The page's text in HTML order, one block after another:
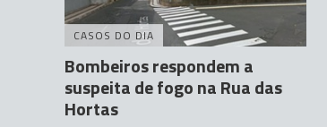
CASOS DO DIA
Bombeiros respondem a
suspeita de fogo na Rua das
Hortas